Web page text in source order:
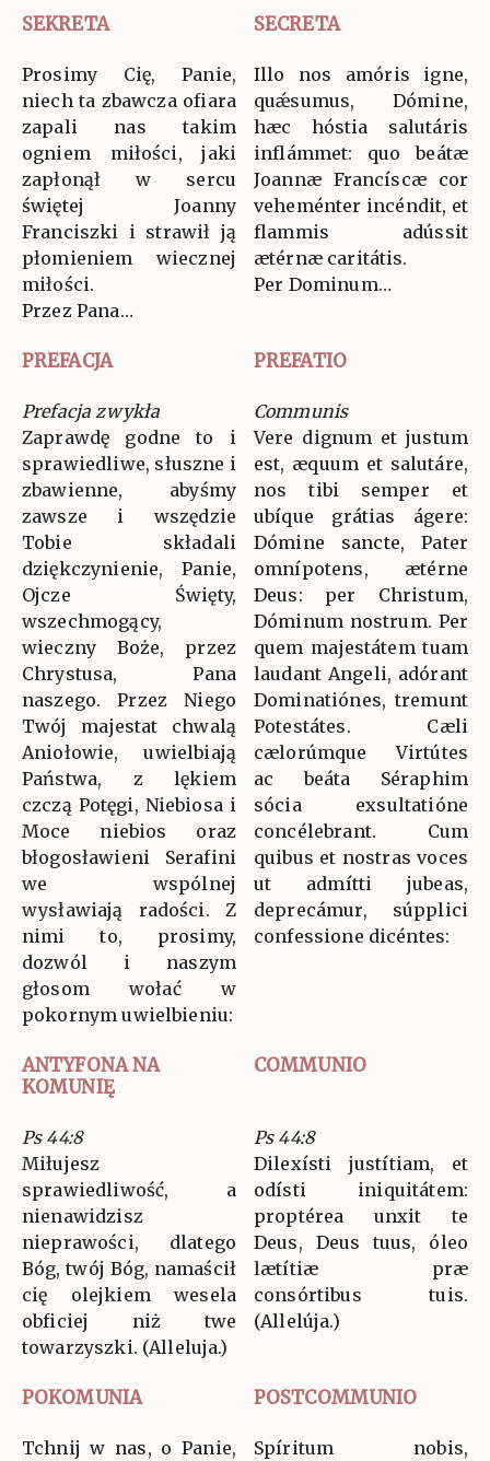
SEKRETA SECRETA
Prosimy Cię, Panie,
niech ta zbawcza ofiara
zapali nas takim
ogniem miłości, jaki
zapłonął w sercu
świętej Joanny
Franciszki i strawił ją
płomieniem wiecznej
miłości.
Przez Pana…
Illo nos amóris igne,
quǽsumus, Dómine,
hæc hóstia salutáris
inflámmet: quo beátæ
Joannæ Francíscæ cor
veheménter incéndit, et
flammis adússit
ætérnæ caritátis.
Per Dominum…
PREFACJA PREFATIO
Prefacja zwykła
Zaprawdę godne to i
sprawiedliwe, słuszne i
zbawienne, abyśmy
zawsze i wszędzie
Tobie składali
dziękczynienie, Panie,
Ojcze Święty,
wszechmogący,
wieczny Boże, przez
Chrystusa, Pana
naszego. Przez Niego
Twój majestat chwalą
Aniołowie, uwielbiają
Państwa, z lękiem
czczą Potęgi, Niebiosa i
Moce niebios oraz
błogosławieni Serafini
we wspólnej
wysławiają radości. Z
nimi to, prosimy,
dozwól i naszym
głosom wołać w
pokornym uwielbieniu:
Communis
Vere dignum et justum
est, æquum et salutáre,
nos tibi semper et
ubíque grátias ágere:
Dómine sancte, Pater
omnípotens, ætérne
Deus: per Christum,
Dóminum nostrum. Per
quem majestátem tuam
laudant Angeli, adórant
Dominatiónes, tremunt
Potestátes. Cæli
cælorúmque Virtútes
ac beáta Séraphim
sócia exsultatióne
concélebrant. Cum
quibus et nostras voces
ut admítti jubeas,
deprecámur, súpplici
confessione dicéntes:
ANTYFONA NA
KOMUNIĘ
COMMUNIO
Ps 44:8
Miłujesz
sprawiedliwość, a
nienawidzisz
nieprawości, dlatego
Bóg, twój Bóg, namaścił
cię olejkiem wesela
obficiej niż twe
towarzyszki. (Alleluja.)
Ps 44:8
Dilexísti justítiam, et
odísti iniquitátem:
proptérea unxit te
Deus, Deus tuus, óleo
lætítiæ præ
consórtibus tuis.
(Allelúja.)
POKOMUNIA POSTCOMMUNIO
Tchnij w nas, o Panie, Spíritum nobis,